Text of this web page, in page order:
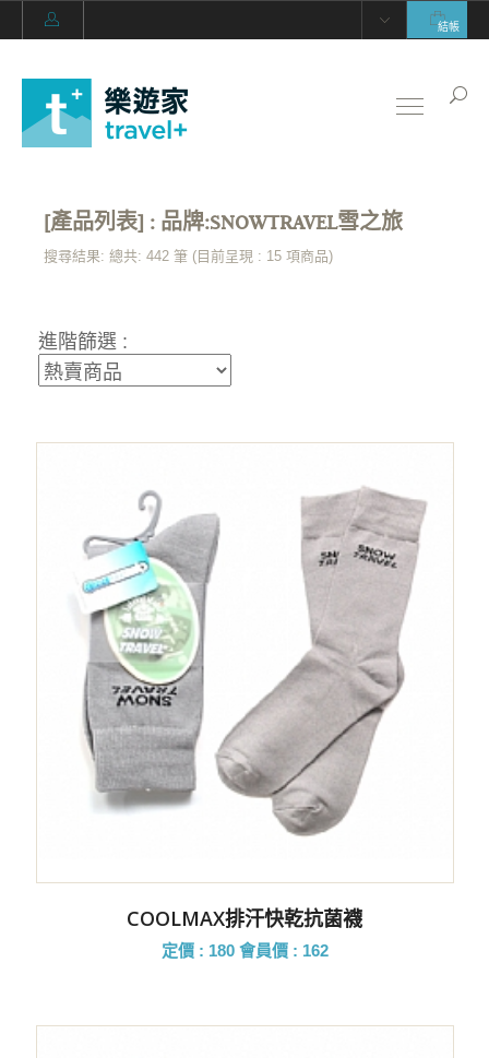
結帳
[產品列表] : 品牌:SNOWTRAVEL雪之旅
搜尋結果: 總共: 442 筆 (目前呈現 : 15 項商品)
進階篩選 :
COOLMAX排汗快乾抗菌襪
定價 : 180 會員價 : 162